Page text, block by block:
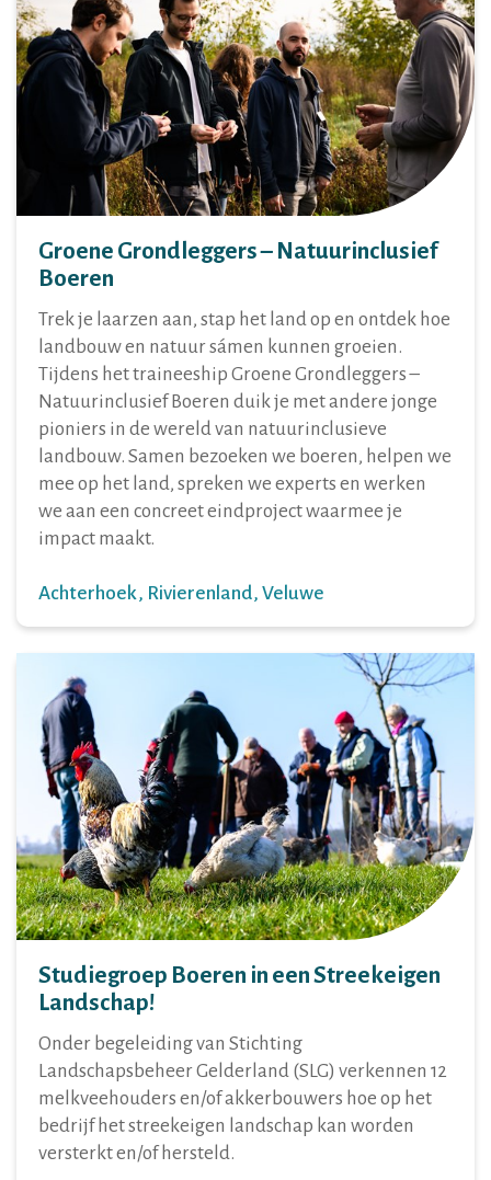
Groene Grondleggers – Natuurinclusief
Boeren
Trek je laarzen aan, stap het land op en ontdek hoe
landbouw en natuur sámen kunnen groeien.
Tijdens het traineeship Groene Grondleggers –
Natuurinclusief Boeren duik je met andere jonge
pioniers in de wereld van natuurinclusieve
landbouw. Samen bezoeken we boeren, helpen we
mee op het land, spreken we experts en werken
we aan een concreet eindproject waarmee je
impact maakt.
Achterhoek Rivierenland Veluwe
Studiegroep Boeren in een Streekeigen
Landschap!
Onder begeleiding van Stichting
Landschapsbeheer Gelderland (SLG) verkennen 12
melkveehouders en/of akkerbouwers hoe op het
bedrijf het streekeigen landschap kan worden
versterkt en/of hersteld.